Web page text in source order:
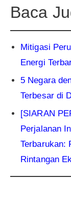
Baca
Mitigasi
Energi
5 Negara
Terbesar di
[SIARAN
Perjalanan
Terbarukan:
Rintangan